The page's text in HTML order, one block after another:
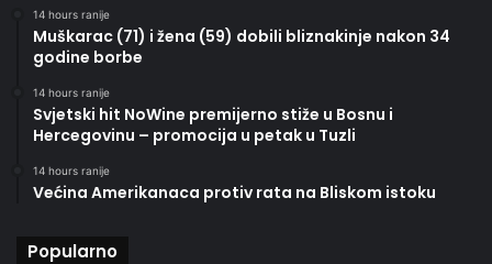
14 hours ranije
Muškarac (71) i žena (59) dobili bliznakinje nakon 34
godine borbe
14 hours ranije
Svjetski hit NoWine premijerno stiže u Bosnu i
Hercegovinu – promocija u petak u Tuzli
14 hours ranije
Većina Amerikanaca protiv rata na Bliskom istoku
Popularno